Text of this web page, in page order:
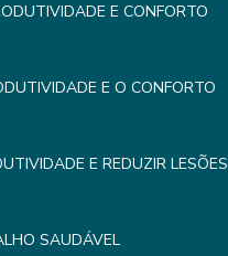
E CONFORTO
E O CONFORTO
E REDUZIR LESÕES
SAUDÁVEL